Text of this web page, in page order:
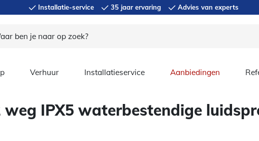
Installatie-service 35 jaar ervaring Advies van experts
Verhuur Installatieservice Aanbiedingen
weg IPX5 waterbestendige